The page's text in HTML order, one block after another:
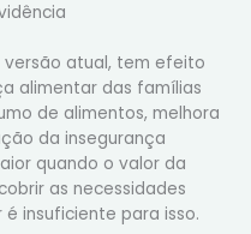
versão atual, tem efeito
alimentar das famílias
de alimentos, melhora
da insegurança
quando o valor da
as necessidades
insuficiente para isso.